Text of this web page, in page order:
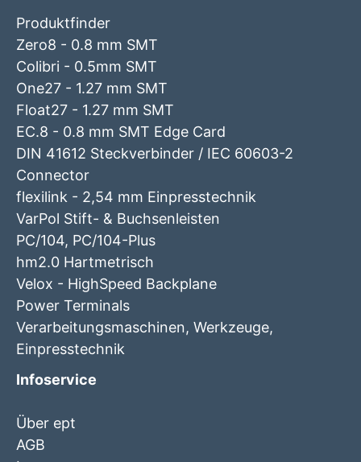
Produktfinder
Zero8 - 0.8 mm SMT
Colibri - 0.5mm SMT
One27 - 1.27 mm SMT
Float27 - 1.27 mm SMT
EC.8 - 0.8 mm SMT Edge Card
DIN 41612 Steckverbinder / IEC 60603-2
Connector
flexilink - 2,54 mm Einpresstechnik
VarPol Stift- & Buchsenleisten
PC/104, PC/104-Plus
hm2.0 Hartmetrisch
Velox - HighSpeed Backplane
Power Terminals
Verarbeitungsmaschinen, Werkzeuge,
Einpresstechnik
Infoservice
Über ept
AGB